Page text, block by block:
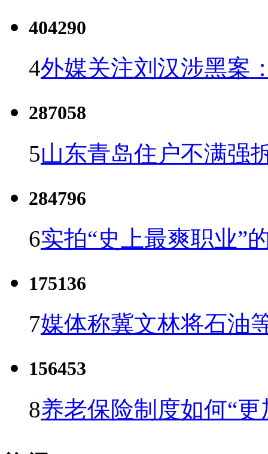
404290
4外媒关注刘汉涉黑案
287058
5山东青岛住户不满强
284796
6实拍“史上最爽职业”
175136
7媒体称冀文林将石油
156453
8养老保险制度如何“